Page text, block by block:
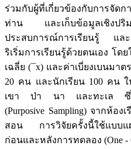
ร่วมกับผู้ที่เกี่ยวข้องกับการจั
ท่าน และเก็บข้อมูลเชิงป
ประสบการณ์การเรียนรู้ และ
ริเริ่มการเรียนรู้ด้วยตนเอง โ
เฉลี่ย (¯x) และค่าเบี่ยงเบนมา
20 คน และนักเรียน 100 คน
เขา ป่า นา และทะเล ซึ่งไ
(Purposive Sampling) จากห้อ
สอน การวิจัยครั้งนี้ใช้แบบแผ
ก่อนและหลังการทดลอง (One -